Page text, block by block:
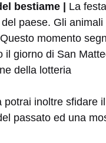
bestiame | La
paese. Gli
momento
il giorno di San
della lotteria
potrai inoltre
passato ed una